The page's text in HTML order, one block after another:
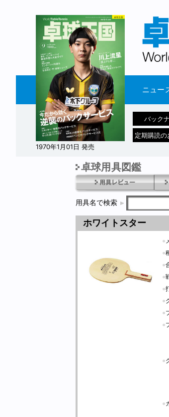
ニュー
1970年1月01日 発売
バック
定期購読
卓球用具図鑑
用具名で検索
ホワイトスター
●
●
●
●
●
●
●
●
●
●